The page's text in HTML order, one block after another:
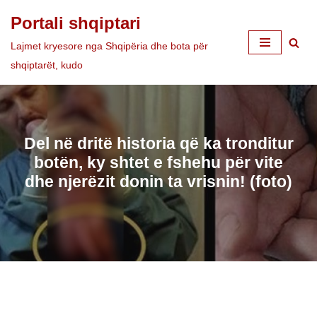
Skip
to
Portali shqiptari
Lajmet kryesore nga Shqipëria dhe bota për
shqiptarët, kudo
Del në dritë historia që ka tronditur
botën, ky shtet e fshehu për vite
dhe njerëzit donin ta vrisnin! (foto)